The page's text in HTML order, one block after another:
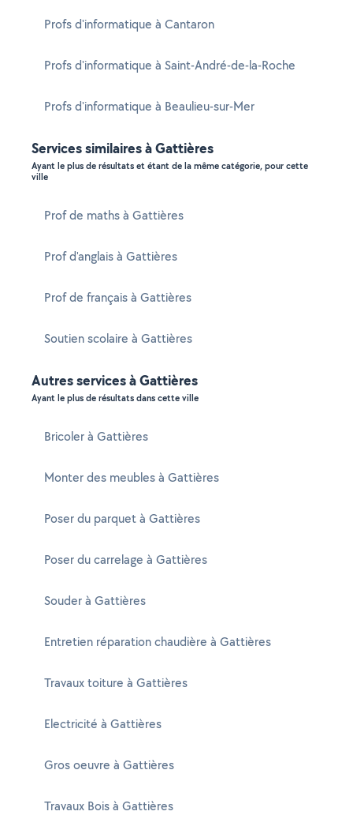
Profs d'informatique à Cantaron
Profs d'informatique à Saint-André-de-la-Roche
Profs d'informatique à Beaulieu-sur-Mer
Services similaires à Gattières
Ayant le plus de résultats et étant de la même catégorie, pour cette
ville
Prof de maths à Gattières
Prof d'anglais à Gattières
Prof de français à Gattières
Soutien scolaire à Gattières
Autres services à Gattières
Ayant le plus de résultats dans cette ville
Bricoler à Gattières
Monter des meubles à Gattières
Poser du parquet à Gattières
Poser du carrelage à Gattières
Souder à Gattières
Entretien réparation chaudière à Gattières
Travaux toiture à Gattières
Electricité à Gattières
Gros oeuvre à Gattières
Travaux Bois à Gattières